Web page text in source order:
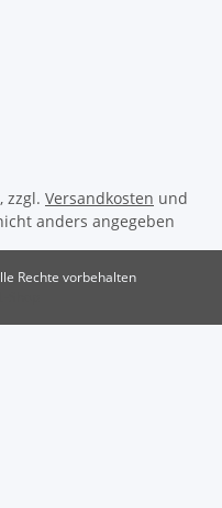
zzgl. Versandkosten und
anders angegeben
Rechte vorbehalten